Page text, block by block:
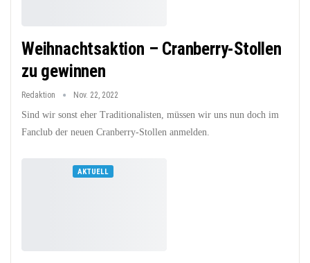
Weihnachtsaktion – Cranberry-Stollen
zu gewinnen
Redaktion Nov. 22, 2022
Sind wir sonst eher Traditionalisten, müssen wir uns nun doch im
Fanclub der neuen Cranberry-Stollen anmelden.
AKTUELL